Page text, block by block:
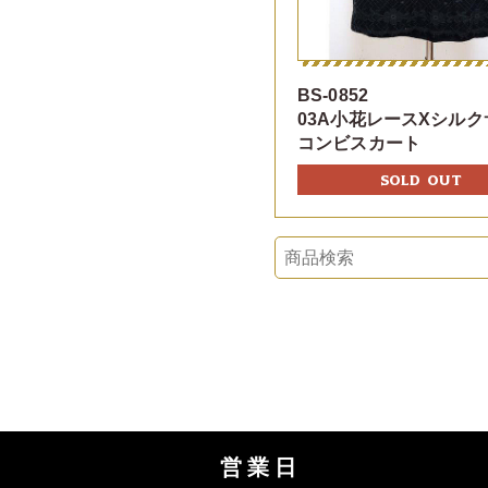
BS-0852
03A小花レースXシルク
コンビスカート
SOLD OUT
営業日